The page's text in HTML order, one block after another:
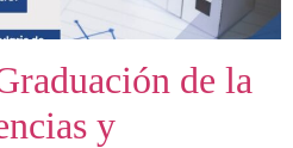
de la
y